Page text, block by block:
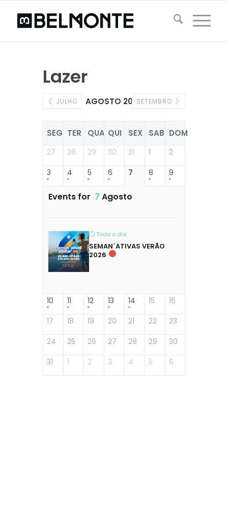
Lazer
JULHO AGOSTO 2026SETEMBRO
SEG TER QUA QUI SEX SAB DOM
27 28 29 30 31 1
2
3
4 5 6 7 8 9
Events for 7 Agosto
Todo o dia
SEMAN´ATIVAS VERÃO
2026
10 11 12 13 14 15
16
17
18 19 20 21 22
23
24
25 26 27 28 29
30
31
1 2 3 4 5 6